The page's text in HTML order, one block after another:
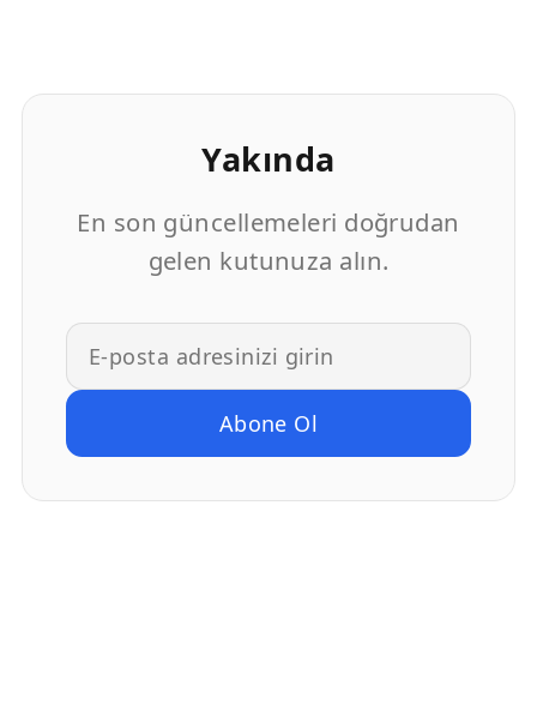
Yakında
En son güncellemeleri doğrudan
gelen kutunuza alın.
E-posta adresinizi girin
Abone Ol